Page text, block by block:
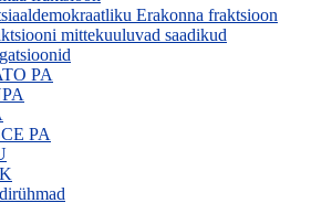
Erakonna fraktsioon
mittekuuluvad saadikud
PA
PA